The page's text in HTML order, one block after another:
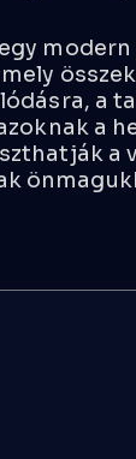
a
a
a